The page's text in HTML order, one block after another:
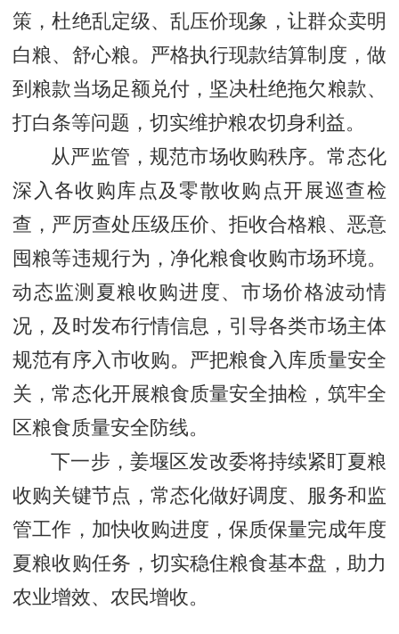
策，杜绝乱定级、乱压价现象，让群众卖明
白粮、舒心粮。严格执行现款结算制度，做
到粮款当场足额兑付，坚决杜绝拖欠粮款、
打白条等问题，切实维护粮农切身利益。
从严监管，规范市场收购秩序。常态化
深入各收购库点及零散收购点开展巡查检
查，严厉查处压级压价、拒收合格粮、恶意
囤粮等违规行为，净化粮食收购市场环境。
动态监测夏粮收购进度、市场价格波动情
况，及时发布行情信息，引导各类市场主体
规范有序入市收购。严把粮食入库质量安全
关，常态化开展粮食质量安全抽检，筑牢全
区粮食质量安全防线。
下一步，姜堰区发改委将持续紧盯夏粮
收购关键节点，常态化做好调度、服务和监
管工作，加快收购进度，保质保量完成年度
夏粮收购任务，切实稳住粮食基本盘，助力
农业增效、农民增收。